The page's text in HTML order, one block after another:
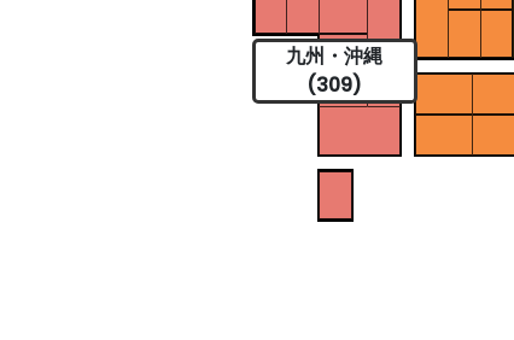
九州・沖縄
(309)